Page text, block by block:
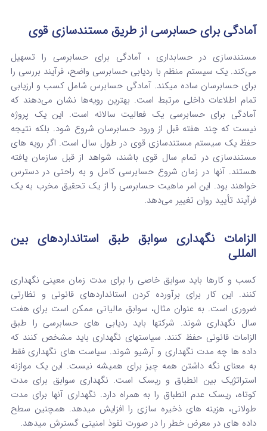
آمادگی برای حسابرسی از طریق مستندسازی قوی
مستندسازی در حسابداری ، آمادگی برای حسابرسی را تسهیل
می‌کند. یک سیستم منظم با ردیابی حسابرسی واضح، فرآیند بررسی را
برای حسابرسان ساده میکند. آمادگی حسابرس شامل کسب و ارزیابی
تمام اطلاعات داخلی مرتبط است. بهترین رویه‌ها نشان می‌دهند که
آمادگی برای حسابرسی یک فعالیت سالانه است. این یک پروژه
نیست که چند هفته قبل از ورود حسابرسان شروع شود. بلکه نتیجه
حفظ یک سیستم مستندسازی قوی در طول سال است. اگر رویه های
مستندسازی در تمام سال قوی باشند، شواهد از قبل سازمان یافته
هستند. آنها در زمان شروع حسابرسی کامل و به راحتی در دسترس
خواهند بود. این امر ماهیت حسابرسی را از یک تحقیق مخرب به یک
فرآیند تأیید روان تغییر می‌دهد.
الزامات نگهداری سوابق طبق استانداردهای بین
المللی
کسب‌ و کارها باید سوابق خاصی را برای مدت زمان معینی نگهداری
کنند. این کار برای برآورده کردن استانداردهای قانونی و نظارتی
ضروری است. به عنوان مثال، سوابق مالیاتی ممکن است برای هفت
سال نگهداری شوند. شرکتها باید ردیابی های حسابرسی را طبق
الزامات قانونی حفظ کنند. سیاستهای نگهداری باید مشخص کنند که
داده‌ ها چه مدت نگهداری و آرشیو شوند. سیاست‌ های نگهداری فقط
به معنای نگه داشتن همه چیز برای همیشه نیست. این یک موازنه
استراتژیک بین انطباق و ریسک است. نگهداری سوابق برای مدت
کوتاه، ریسک عدم انطباق را به همراه دارد. نگهداری آنها برای مدت
طولانی، هزینه‌ های ذخیره‌ سازی را افزایش میدهد. همچنین سطح
داده‌ های در معرض خطر را در صورت نفوذ امنیتی گسترش میدهد.